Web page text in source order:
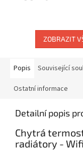
ZOBRAZIT
Popis Související
Ostatní informace
Detailní popis
Chytrá
radiátory -